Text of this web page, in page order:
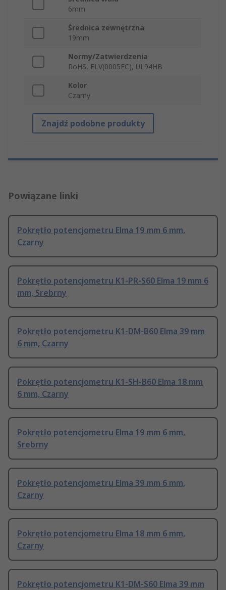
6mm
Średnica zewnętrzna
19mm
Normy/Zatwierdzenia
RoHS, ELV(0005EC), UL94HB
Kolor
Czarny
Znajdź podobne produkty
Powiązane linki
Pokrętło potencjometru Elma 19 mm 6 mm,
Czarny
Pokrętło potencjometru K1-PR-S60 Elma 19 mm 6
mm, Srebrny
Pokrętło potencjometru K1-DM-B60 Elma 39 mm
6 mm, Czarny
Pokrętło potencjometru K1-SH-B60 Elma 18 mm
6 mm, Czarny
Pokrętło potencjometru Elma 19 mm 6 mm,
Srebrny
Pokrętło potencjometru Elma 39 mm 6 mm,
Czarny
Pokrętło potencjometru Elma 18 mm 6 mm,
Czarny
Pokrętło potencjometru K1-DM-S60 Elma 39 mm